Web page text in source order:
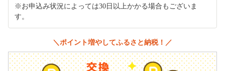
※お申込み状況によっては30日以上かかる場合もございま
す。
＼ポイント増やしてふるさと納税！／